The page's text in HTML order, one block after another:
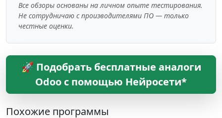
Все обзоры основаны на личном опыте тестирования.
Не сотрудничаю с производителями ПО — только
честные оценки.
🚀 Подобрать бесплатные аналоги
Odoo с помощью Нейросети*
Похожие программы